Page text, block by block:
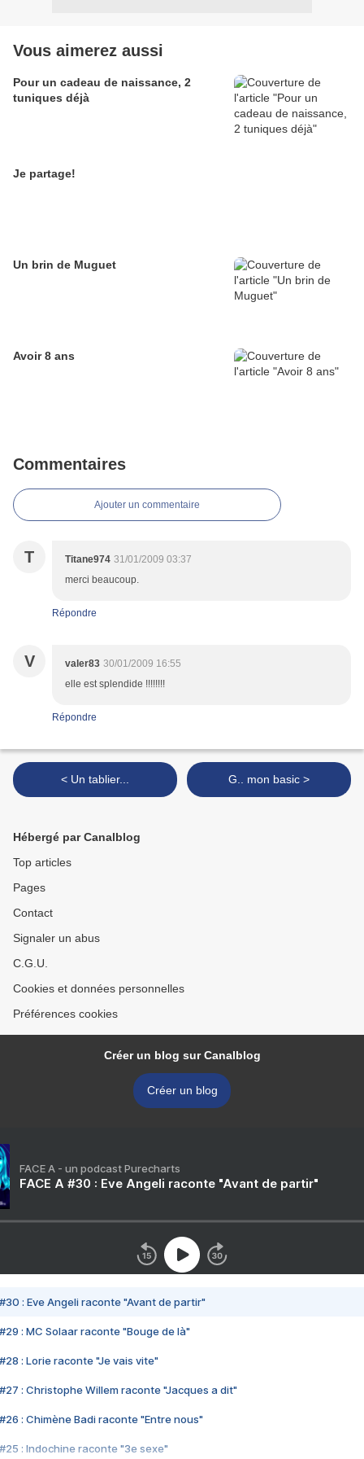
Vous aimerez aussi
Pour un cadeau de naissance, 2
tuniques déjà
Je partage!
Un brin de Muguet
Avoir 8 ans
Commentaires
Ajouter un commentaire
T Titane974 31/01/2009 03:37
merci beaucoup.
Répondre
V valer83 30/01/2009 16:55
elle est splendide !!!!!!!!
Répondre
< Un tablier... G.. mon basic >
Hébergé par Canalblog
Top articles
Pages
Contact
Signaler un abus
C.G.U.
Cookies et données personnelles
Préférences cookies
Créer un blog sur Canalblog
Créer un blog
FACE A - un podcast Purecharts
FACE A #30 : Eve Angeli raconte "Avant de partir"
#30 : Eve Angeli raconte "Avant de partir"
#29 : MC Solaar raconte "Bouge de là"
#28 : Lorie raconte "Je vais vite"
#27 : Christophe Willem raconte "Jacques a dit"
#26 : Chimène Badi raconte "Entre nous"
#25 : Indochine raconte "3e sexe"